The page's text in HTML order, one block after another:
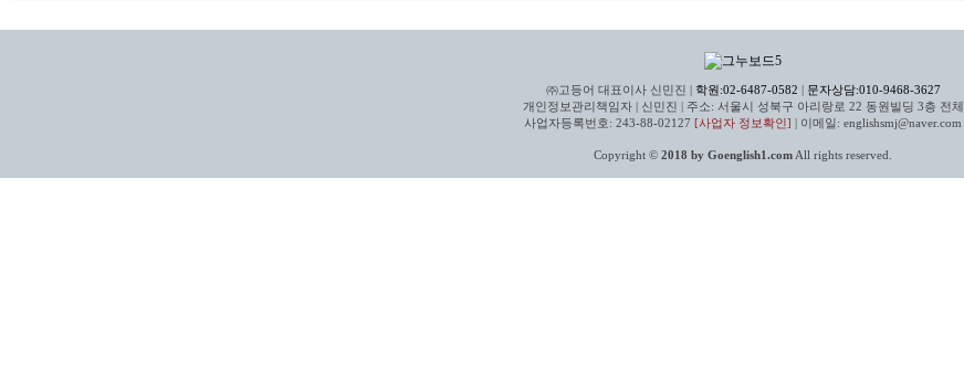
㈜고등어 대표이사 신민진 | 학원:02-6487-0582 | 문자상담:010-9468-3627
개인정보관리책임자 | 신민진 | 주소: 서울시 성북구 아리랑로 22 동원빌딩 3층 전체
사업자등록번호: 243-88-02127 [사업자 정보확인] | 이메일: englishsmj@naver.com
Copyright © 2018 by Goenglish1.com All rights reserved.